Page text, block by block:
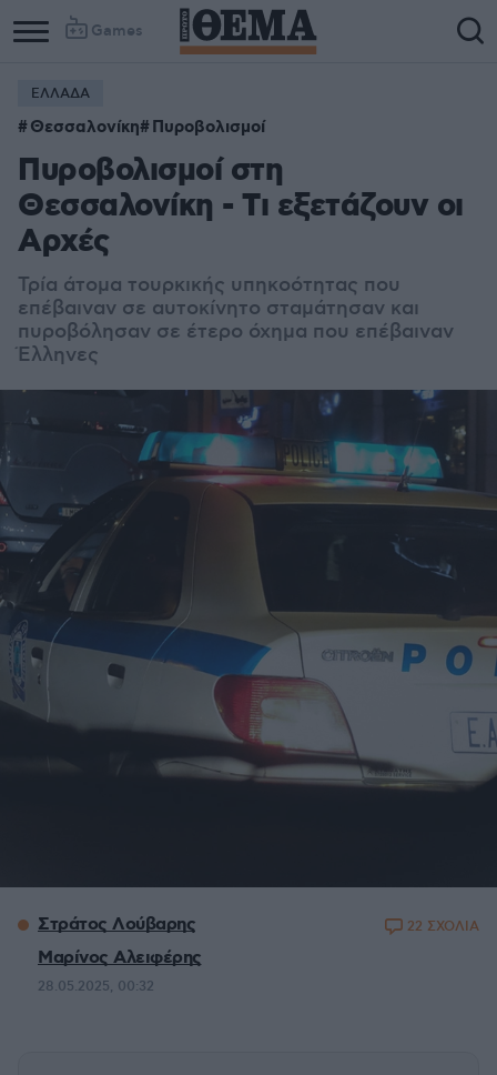
Games
ΕΛΛΑΔΑ
Θεσσαλονίκη Πυροβολισμοί
Πυροβολισμοί στη
Θεσσαλονίκη - Tι εξετάζουν οι
Αρχές
Τρία άτομα τουρκικής υπηκοότητας που
επέβαιναν σε αυτοκίνητο σταμάτησαν και
πυροβόλησαν σε έτερο όχημα που επέβαιναν
Έλληνες
Στράτος Λούβαρης
Μαρίνος Αλειφέρης
28.05.2025, 00:32
22 ΣΧΟΛΙΑ